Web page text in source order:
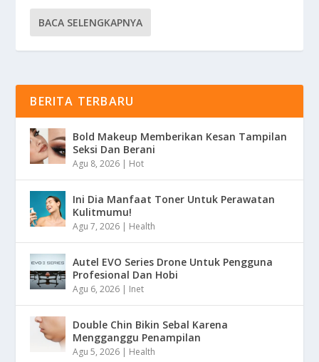
BACA SELENGKAPNYA
BERITA TERBARU
Bold Makeup Memberikan Kesan Tampilan
Seksi Dan Berani
Agu 8, 2026 | Hot
Ini Dia Manfaat Toner Untuk Perawatan
Kulitmumu!
Agu 7, 2026 | Health
Autel EVO Series Drone Untuk Pengguna
Profesional Dan Hobi
Agu 6, 2026 | Inet
Double Chin Bikin Sebal Karena
Mengganggu Penampilan
Agu 5, 2026 | Health